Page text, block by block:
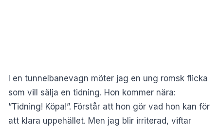
I en tunnelbanevagn möter jag en ung romsk flicka
som vill sälja en tidning. Hon kommer nära:
”Tidning! Köpa!”. Förstår att hon gör vad hon kan för
att klara uppehället. Men jag blir irriterad, viftar